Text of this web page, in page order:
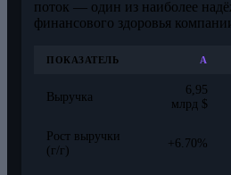
поток — один из наиболее
финансового здоровья
ПОКАЗАТЕЛЬ A
Выручка
6,95
млрд $
Рост выручки
(г/г)
+6.70%